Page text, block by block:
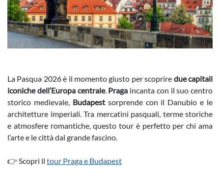
La Pasqua 2026 è il momento giusto per scoprire due capitali
iconiche dell’Europa centrale. Praga incanta con il suo centro
storico medievale, Budapest sorprende con il Danubio e le
architetture imperiali. Tra mercatini pasquali, terme storiche
e atmosfere romantiche, questo tour è perfetto per chi ama
l’arte e le città dal grande fascino.
👉 Scopri il tour Praga e Budapest